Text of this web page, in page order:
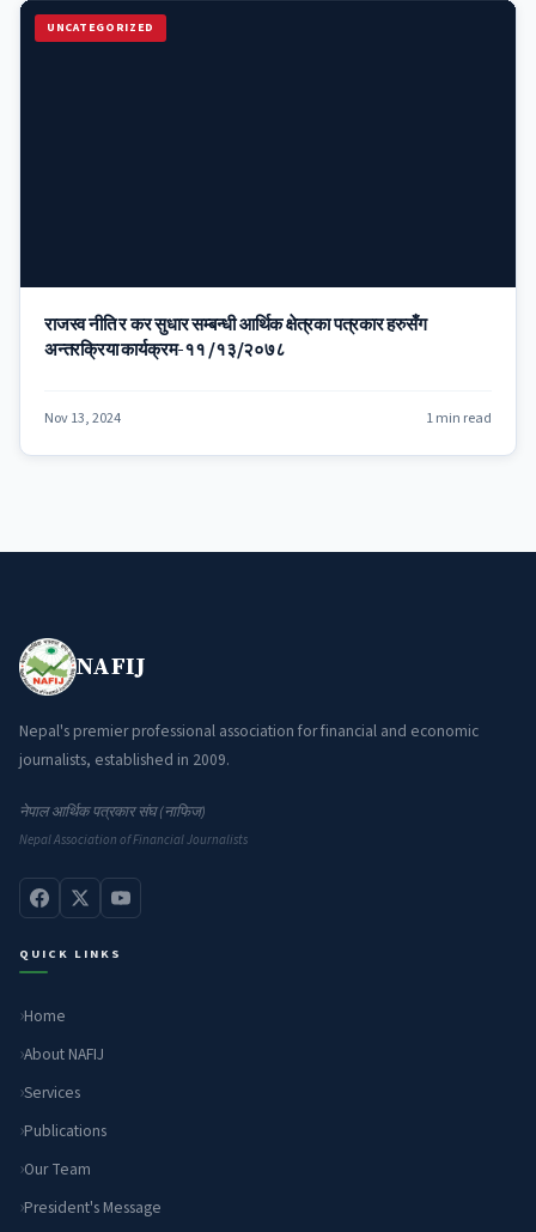
UNCATEGORIZED
राजस्व नीति र कर सुधार सम्बन्धी आर्थिक क्षेत्रका पत्रकार हरुसँग
अन्तरक्रिया कार्यक्रम-११ /१३/२०७८
Nov 13, 2024 1 min read
NAFIJ
Nepal's premier professional association for financial and economic
journalists, established in 2009.
नेपाल आर्थिक पत्रकार संघ (नाफिज)
Nepal Association of Financial Journalists
QUICK LINKS
Home
About NAFIJ
Services
Publications
Our Team
President's Message